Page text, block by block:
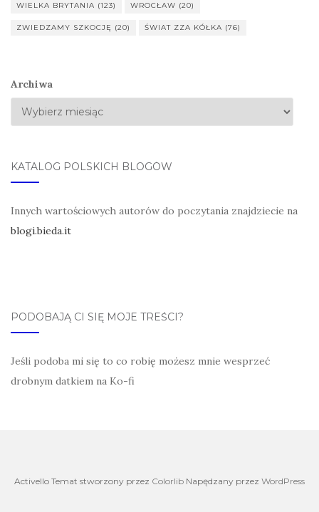
WIELKA BRYTANIA (123) WROCŁAW (20)
ZWIEDZAMY SZKOCJĘ (20) ŚWIAT ZZA KÓŁKA (76)
Archiwa
KATALOG POLSKICH BLOGÓW
Innych wartościowych autorów do poczytania znajdziecie na
blogi.bieda.it
PODOBAJĄ CI SIĘ MOJE TREŚCI?
Jeśli podoba mi się to co robię możesz mnie wesprzeć
drobnym datkiem na Ko-fi
Activello Temat stworzony przez Colorlib Napędzany przez WordPress